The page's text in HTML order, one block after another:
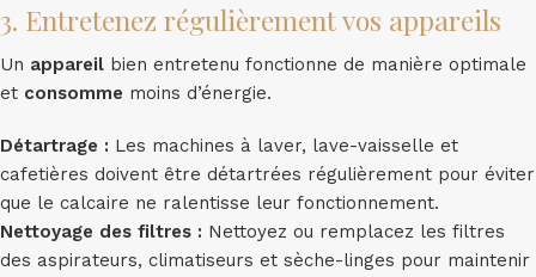
3. Entretenez régulièrement vos appareils
Un appareil bien entretenu fonctionne de manière optimale
et consomme moins d’énergie.
Détartrage : Les machines à laver, lave-vaisselle et
cafetières doivent être détartrées régulièrement pour éviter
que le calcaire ne ralentisse leur fonctionnement.
Nettoyage des filtres : Nettoyez ou remplacez les filtres
des aspirateurs, climatiseurs et sèche-linges pour maintenir